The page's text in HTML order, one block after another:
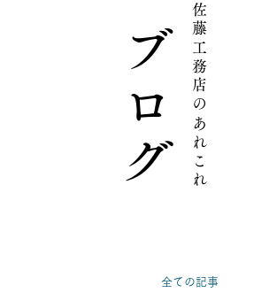
ブログ佐藤工務店のあれこれ
全ての記事